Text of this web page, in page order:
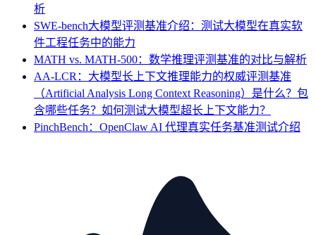
析
SWE-bench大模型评测基准介绍：测试大模型在真实软
件工程任务中的能力
MATH vs. MATH-500：数学推理评测基准的对比与解析
AA-LCR：大模型长上下文推理能力的权威评测基准
（Artificial Analysis Long Context Reasoning）是什么？包
含哪些任务？如何测试大模型超长上下文能力？
PinchBench：OpenClaw AI 代理真实任务基准测试介绍